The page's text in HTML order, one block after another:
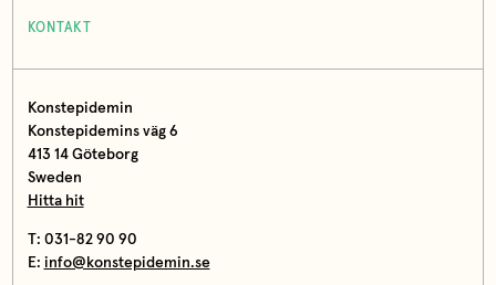
KONTAKT
Konstepidemin
Konstepidemins väg 6
413 14 Göteborg
Sweden
Hitta hit
T: 031-82 90 90
E: info@konstepidemin.se